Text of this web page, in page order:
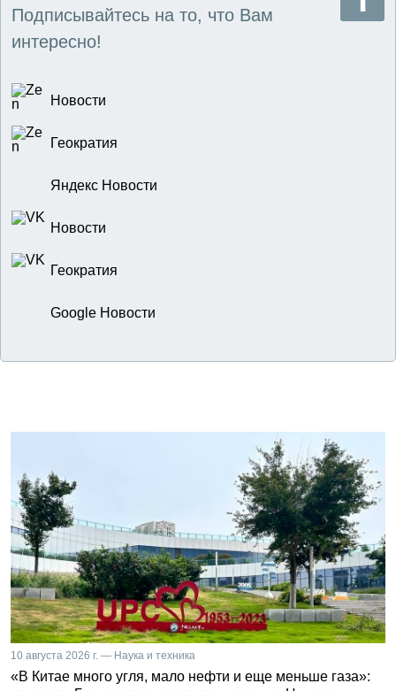
Подписывайтесь на то, что Вам
интересно!
Новости
Геократия
Яндекс Новости
Новости
Геократия
Google Новости
10 августа 2026 г. — Наука и техника
«В Китае много угля, мало нефти и еще меньше газа»: